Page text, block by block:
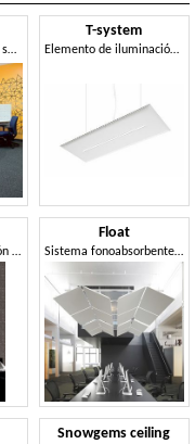
Paneles con absorción selectiva, para las oficinas
T-system
Elemento de iluminación fonoabsorbente
Elementos de absorción de sonido para sujeción a pared
Float
Sistema fonoabsorbente con múltiples posibilidades de configuración
Snowgems ceiling